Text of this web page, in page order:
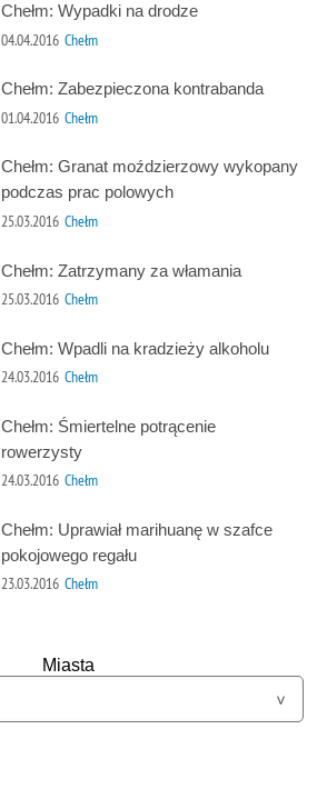
Chełm: Wypadki na drodze
04.04.2016 Chełm
Chełm: Zabezpieczona kontrabanda
01.04.2016 Chełm
Chełm: Granat moździerzowy wykopany
podczas prac polowych
25.03.2016 Chełm
Chełm: Zatrzymany za włamania
25.03.2016 Chełm
Chełm: Wpadli na kradzieży alkoholu
24.03.2016 Chełm
Chełm: Śmiertelne potrącenie
rowerzysty
24.03.2016 Chełm
Chełm: Uprawiał marihuanę w szafce
pokojowego regału
23.03.2016 Chełm
Miasta